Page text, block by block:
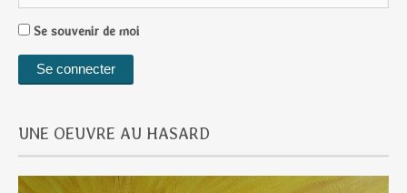
Se souvenir de moi
UNE OEUVRE AU HASARD